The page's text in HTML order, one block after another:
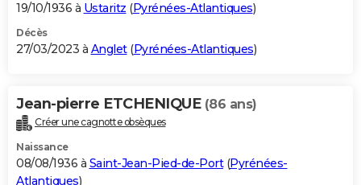
19/10/1936 à Ustaritz (Pyrénées-Atlantiques)
Décès
27/03/2023 à Anglet(Pyrénées-Atlantiques)
Jean-pierre ETCHENIQUE (86 ans)
Créer une cagnotte obsèques
Naissance
08/08/1936 à Saint-Jean-Pied-de-Port(Pyrénées-
Atlantiques)